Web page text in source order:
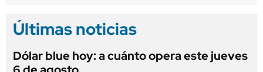
Últimas noticias
Dólar blue hoy: a cuánto opera este jueves